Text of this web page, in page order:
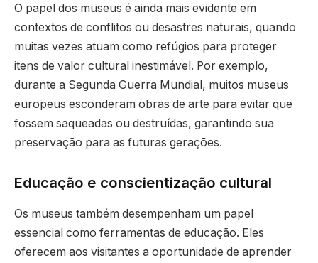
O papel dos museus é ainda mais evidente em
contextos de conflitos ou desastres naturais, quando
muitas vezes atuam como refúgios para proteger
itens de valor cultural inestimável. Por exemplo,
durante a Segunda Guerra Mundial, muitos museus
europeus esconderam obras de arte para evitar que
fossem saqueadas ou destruídas, garantindo sua
preservação para as futuras gerações.
Educação e conscientização cultural
Os museus também desempenham um papel
essencial como ferramentas de educação. Eles
oferecem aos visitantes a oportunidade de aprender